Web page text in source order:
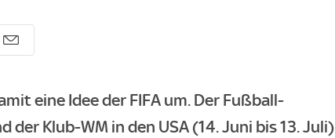
eine Idee der FIFA um. Der Fußball-
Klub-WM in den USA (14. Juni bis 13. Juli)